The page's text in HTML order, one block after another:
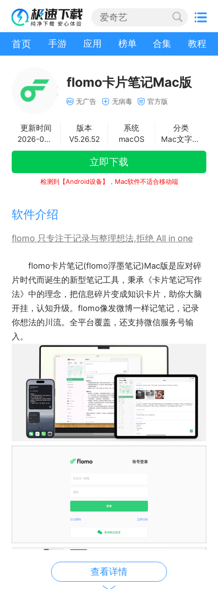
首页 手游 应用 榜单 合集 教程
flomo卡片笔记Mac版
无广告 无病毒 官方版
更新时间
2026-06-02
版本
V5.26.52
系统
macOS
分类
Mac文字处理
立即下载
检测到【Android设备】，Mac软件不适合移动端
软件介绍
flomo 只专注于记录与整理想法,拒绝 All in one
flomo卡片笔记(flomo浮墨笔记)Mac版是应对碎
片时代而诞生的新型笔记工具，秉承《卡片笔记写作
法》中的理念，把信息碎片变成知识卡片，助你大脑
开挂，认知升级。flomo像发微博一样记笔记，记录
你想法的川流。全平台覆盖，还支持微信服务号输
入。
查看详情